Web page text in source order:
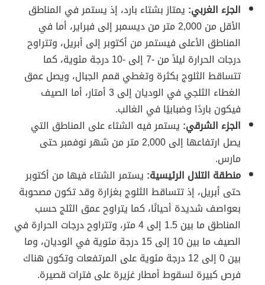
الجزء الغربي: يمتاز بشتاء بارد، إذ يستمر في المناطق
الأقل من 2,000 متر من ديسمبر إلى فبراير، أما في
المناطق الأعلى فيستمر من أكتوبر إلى أبريل، وتتراوح
درجات الحرارة ليلاً من -7 إلى -10 درجة مئوية، كما
تتساقط الثلوج بكثرة وتغطي قمم الجبال، ويصل عمق
الغطاء الثلجي في الوديان إلى 3 أمتار، أما الصيف
فيكون باردًا وضبابيًا في الغالب.
الجزء الشرقي: يستمر فيه الشتاء على المناطق التي
يصل ارتفاعها إلى 2,000 متر من شهر نوفمبر حتى
مارس.
منطقة التلال الرئيسية: يستمر الشتاء فيها من أكتوبر
حتى أبريل، إذ تتساقط الثلوج بغزارة وقد تكون مصحوبة
بعواصف شديدة أحيانًا، كما يتراوح عمق الثلج حسب
المناطق ما بين 1.5 إلى 4 متر، وتتراوح درجات الحرارة في
الصيف ما بين 10 إلى 15 درجة مئوية في الوديان، وما
بين 0 إلى 12 درجة مئوية على المرتفعات وتكون هناك
فرص كبيرة لسقوط أمطار غزيرة على فترات قصيرة.